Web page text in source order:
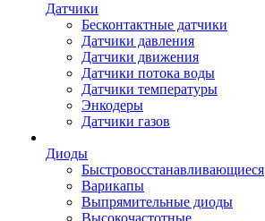
Датчики
Бесконтактные датчики
Датчики давления
Датчики движения
Датчики потока воды
Датчики температуры
Энкодеры
Датчики газов
Диоды
Быстровосстанавливающиеся
Варикапы
Выпрямительные диоды
Высокочастотные